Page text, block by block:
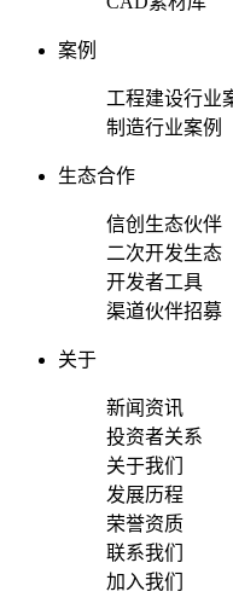
案例
工程建设行业
制造行业案例
生态合作
信创生态伙伴
二次开发生态
开发者工具
渠道伙伴招募
关于
新闻资讯
投资者关系
关于我们
发展历程
荣誉资质
联系我们
加入我们